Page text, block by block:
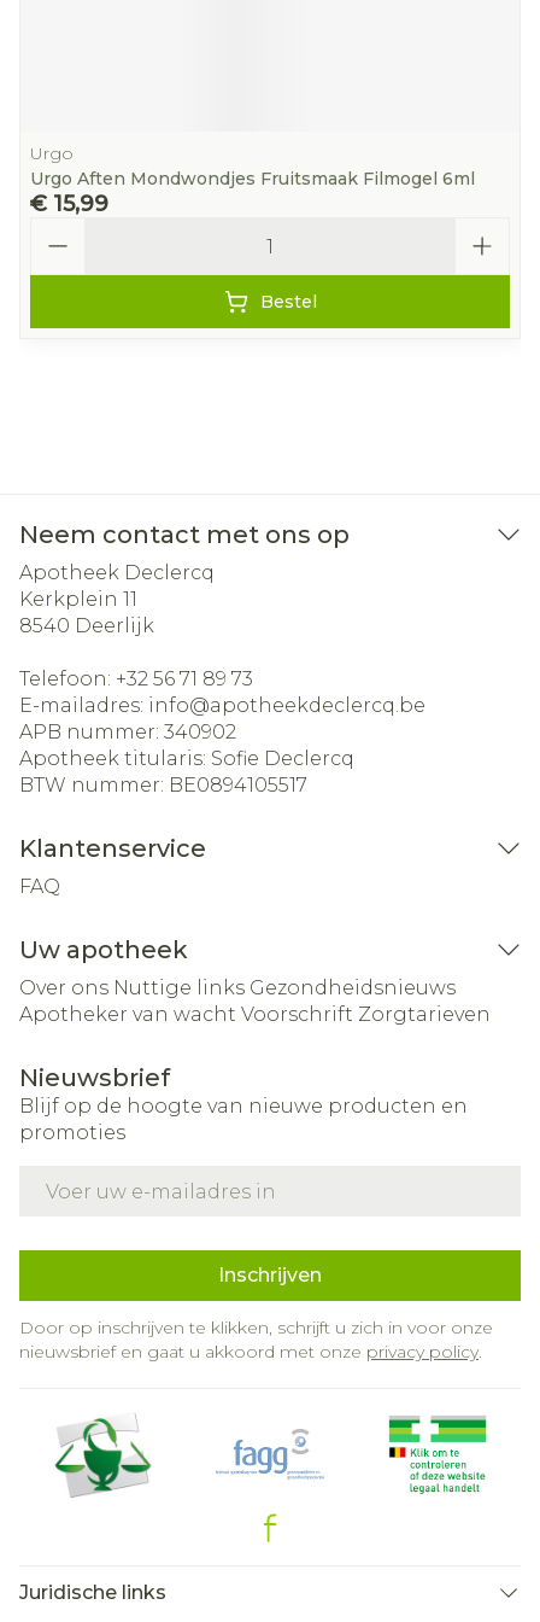
Urgo
Urgo Aften Mondwondjes Fruitsmaak Filmogel 6ml
€ 15,99
Bestel
Neem contact met ons op
Apotheek Declercq
Kerkplein 11
8540 Deerlijk
Telefoon: +32 56 71 89 73
E-mailadres: info@apotheekdeclercq.be
APB nummer: 340902
Apotheek titularis: Sofie Declercq
BTW nummer: BE0894105517
Klantenservice
FAQ
Uw apotheek
Over ons Nuttige links Gezondheidsnieuws
Apotheker van wacht Voorschrift Zorgtarieven
Nieuwsbrief
Blijf op de hoogte van nieuwe producten en
promoties
Inschrijven
Door op inschrijven te klikken, schrijft u zich in voor onze
nieuwsbrief en gaat u akkoord met onze privacy policy.
Juridische links